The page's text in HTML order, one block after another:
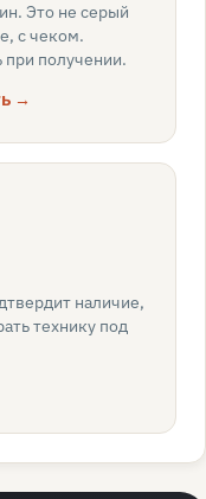
Это не серый
с чеком.
получении.
→
наличие,
технику под